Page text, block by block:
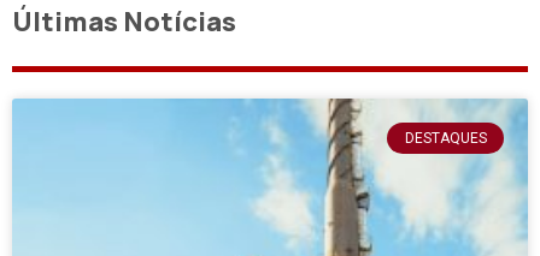
Últimas Notícias
DESTAQUES